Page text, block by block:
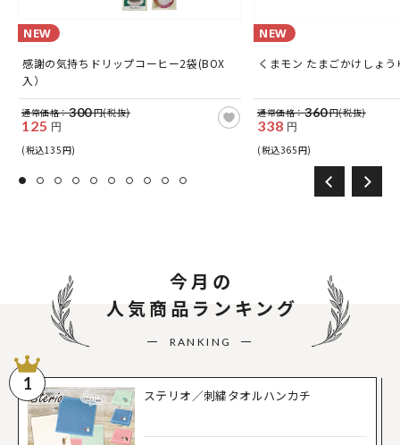
NEW
感謝の気持ちドリップコーヒー2袋(BOX
入）
通常価格：300円(税抜)
125 円
(税込135円)
NEW
くまモン たまごかけしょ
通常価格：360円(税抜)
338 円
(税込365円)
今月の
人気商品ランキング
RANKING
1
ステリオ／刺繍タオルハンカチ